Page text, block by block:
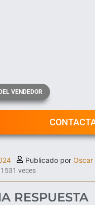
VENDEDOR
Publicado por Oscar
veces
RESPUESTA